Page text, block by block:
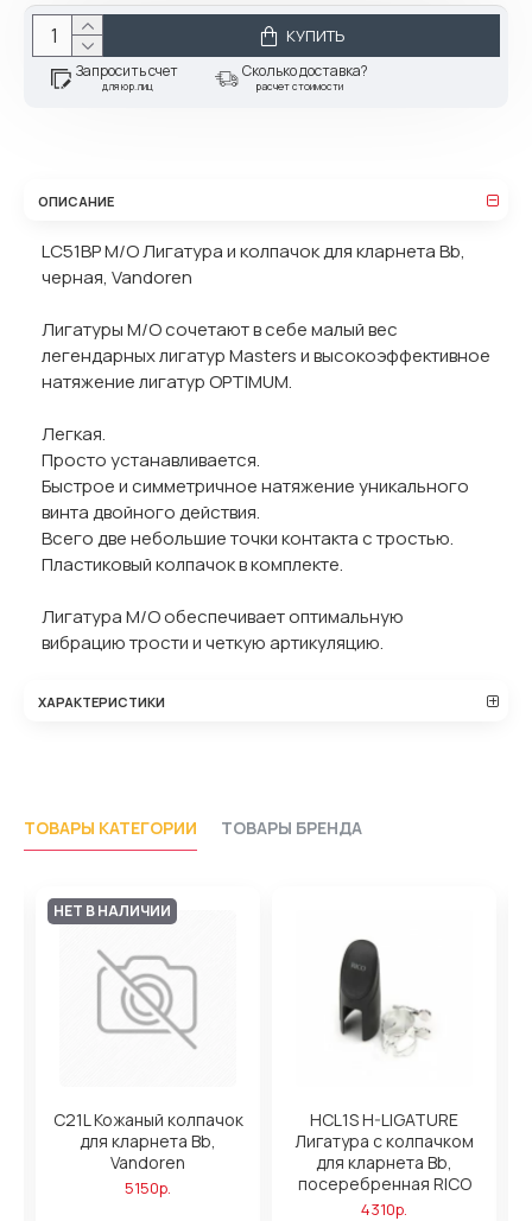
КУПИТЬ
Запросить счет
для юр.лиц
Сколько доставка?
расчет стоимости
ОПИСАНИЕ
LC51BP M/O Лигатура и колпачок для кларнета Bb,
черная, Vandoren
Лигатуры M/O сочетают в себе малый вес
легендарных лигатур Masters и высокоэффективное
натяжение лигатур OPTIMUM.
Легкая.
Просто устанавливается.
Быстрое и симметричное натяжение уникального
винта двойного действия.
Всего две небольшие точки контакта с тростью.
Пластиковый колпачок в комплекте.
Лигатура M/O обеспечивает оптимальную
вибрацию трости и четкую артикуляцию.
ХАРАКТЕРИСТИКИ
ТОВАРЫ КАТЕГОРИИ ТОВАРЫ БРЕНДА
НЕТ В НАЛИЧИИ
C21L Кожаный колпачок
для кларнета Bb,
Vandoren
5150р.
HCL1S H-LIGATURE
Лигатура с колпачком
для кларнета Bb,
посеребренная RICO
4310р.